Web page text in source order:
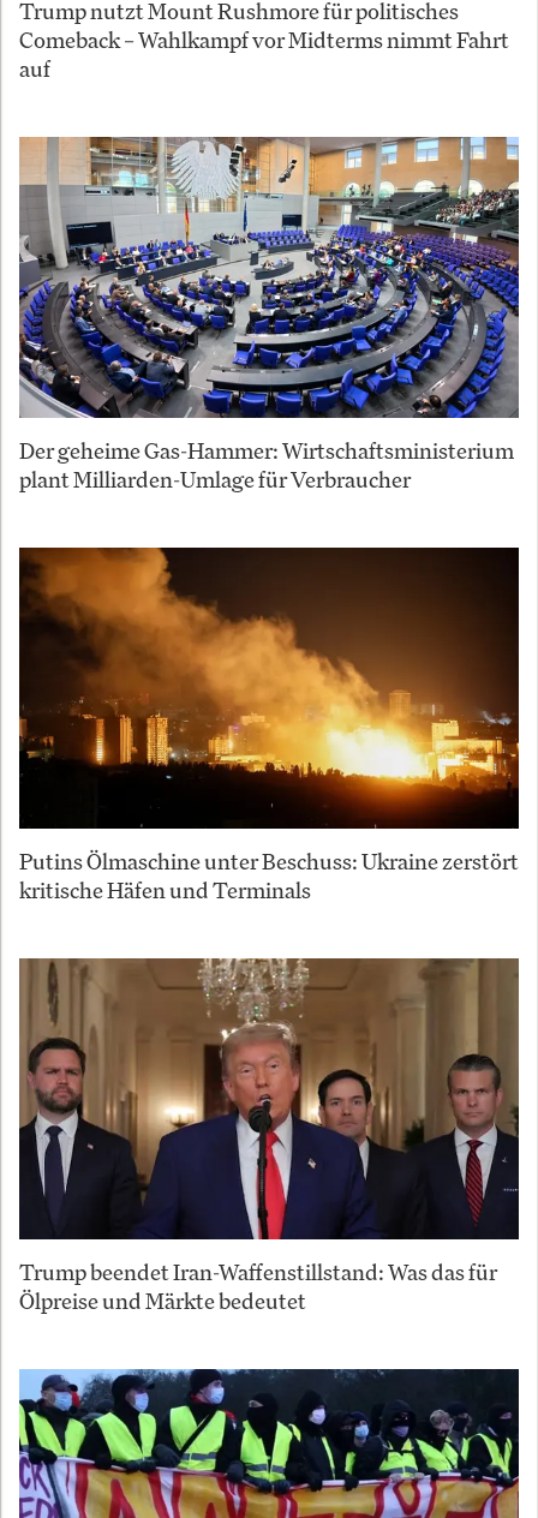
Trump nutzt Mount Rushmore für politisches
Comeback – Wahlkampf vor Midterms nimmt Fahrt
auf
Der geheime Gas-Hammer: Wirtschaftsministerium
plant Milliarden-Umlage für Verbraucher
Putins Ölmaschine unter Beschuss: Ukraine zerstört
kritische Häfen und Terminals
Trump beendet Iran-Waffenstillstand: Was das für
Ölpreise und Märkte bedeutet